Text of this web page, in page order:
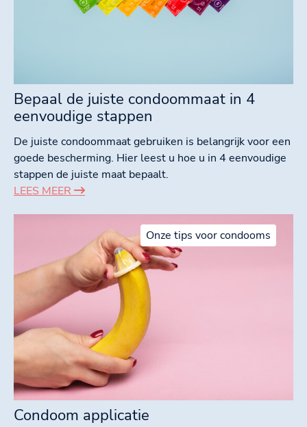
Bepaal de juiste condoommaat in 4
eenvoudige stappen
De juiste condoommaat gebruiken is belangrijk voor een
goede bescherming. Hier leest u hoe u in 4 eenvoudige
stappen de juiste maat bepaalt.
LEES MEER
Onze tips voor condooms
Condoom applicatie